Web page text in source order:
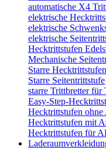
automatische X4
elektrische
elektrische
elektrische
Hecktrittstufen
Mechanische
Starre Hecktrittstufen
Starre Seitentrittstufe
starre Trittbretter für
Easy-Step-
Hecktrittstufen
Hecktrittstufen mit
Hecktrittstufen für